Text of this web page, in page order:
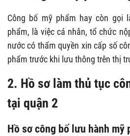
Công bố mỹ phẩm hay còn gọi
phẩm, là việc cá nhân, tổ chức
nước có thẩm quyền xin cấp số
phẩm trước khi lưu thông trên thị
2. Hồ sơ làm thủ tục
tại quận 2
Hồ sơ công bố lưu hành mỹ